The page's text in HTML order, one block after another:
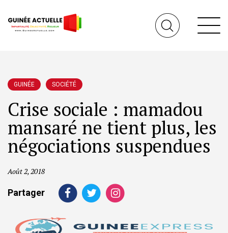
GUINÉE SOCIÉTÉ
Crise sociale : mamadou
mansaré ne tient plus, les
négociations suspendues
Août 2, 2018
Partager